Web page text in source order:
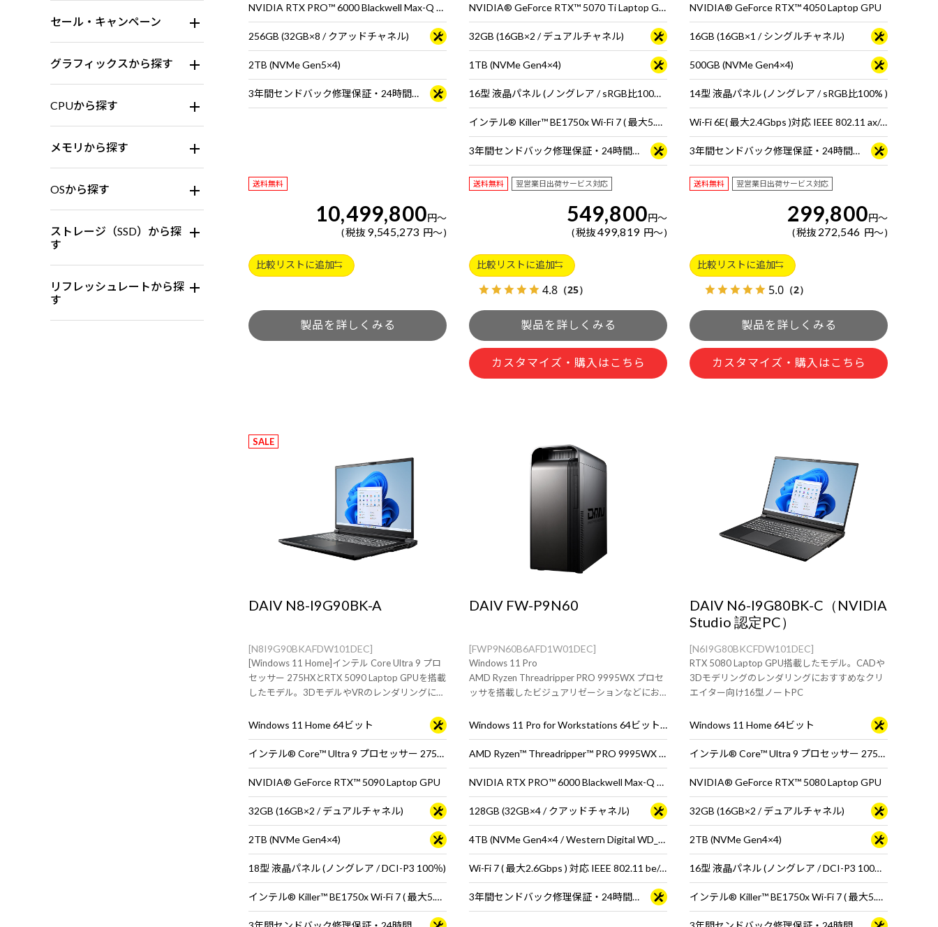
セール・キャンペーン
グラフィックスから探す
CPUから探す
メモリから探す
OSから探す
ストレージ（SSD）から探
す
リフレッシュレートから探
す
NVIDIA RTX PRO™ 6000 Blackwell Max-Q Workstation Edition × 2基
256GB (32GB×8 / クアッドチャネル)
2TB (NVMe Gen5×4)
3年間センドバック修理保証・24時間×365日電話サポート
送料無料
10,499,800円～
税抜 9,545,273 円～
比較リストに追加
製品を詳しくみる
NVIDIA® GeForce RTX™ 5070 Ti Laptop GPU
32GB (16GB×2 / デュアルチャネル)
1TB (NVMe Gen4×4)
16型 液晶パネル (ノングレア / sRGB比100% / 180Hz対応)
インテル® Killer™ BE1750x Wi-Fi 7 ( 最大5.7Gbps ) 対応 IEEE 802.11 be/ax/ac/a/b/g/n準拠 ＋ Bluetooth 5内蔵
3年間センドバック修理保証・24時間×365日電話サポート
送料無料 翌営業日出荷サービス対応
549,800円～
税抜 499,819 円～
比較リストに追加
4.8 （25）
製品を詳しくみる
カスタマイズ・購入はこちら
NVIDIA® GeForce RTX™ 4050 Laptop GPU
16GB (16GB×1 / シングルチャネル)
500GB (NVMe Gen4×4)
14型 液晶パネル (ノングレア / sRGB比100% )
Wi-Fi 6E( 最大2.4Gbps )対応 IEEE 802.11 ax/ac/a/b/g/n準拠 ＋ Bluetooth 5内蔵
3年間センドバック修理保証・24時間×365日電話サポート
送料無料 翌営業日出荷サービス対応
299,800円～
税抜 272,546 円～
比較リストに追加
5.0 （2）
製品を詳しくみる
カスタマイズ・購入はこちら
SALE
DAIV N8-I9G90BK-A
[N8I9G90BKAFDW101DEC]
[Windows 11 Home]インテル Core Ultra 9 プロ
セッサー 275HXとRTX 5090 Laptop GPUを搭載
したモデル。3DモデルやVRのレンダリングにお
Windows 11 Home 64ビット
インテル® Core™ Ultra 9 プロセッサー 275HX
NVIDIA® GeForce RTX™ 5090 Laptop GPU
32GB (16GB×2 / デュアルチャネル)
2TB (NVMe Gen4×4)
18型 液晶パネル (ノングレア / DCI-P3 100％)
インテル® Killer™ BE1750x Wi-Fi 7 ( 最大5.7Gbps ) 対応 IEEE 802.11 be/ax/ac/a/b/g/n準拠 ＋ Bluetooth 5内蔵
DAIV FW-P9N60
[FWP9N60B6AFD1W01DEC]
Windows 11 Pro
AMD Ryzen Threadripper PRO 9995WX プロセ
ッサを搭載したビジュアリゼーションなどにお
ン。
Windows 11 Pro for Workstations 64ビット (DSP)
AMD Ryzen™ Threadripper™ PRO 9995WX プロセッサ
NVIDIA RTX PRO™ 6000 Blackwell Max-Q Workstation Edition
128GB (32GB×4 / クアッドチャネル)
4TB (NVMe Gen4×4 / Western Digital WD_BLACK SN850X)
Wi-Fi 7 ( 最大2.6Gbps ) 対応 IEEE 802.11 be/ax/ac/a/b/g/n準拠 ＋ Bluetooth 5内蔵
3年間センドバック修理保証・24時間×365日電話サポート
DAIV N6-I9G80BK-C（NVIDIA
Studio 認定PC）
[N6I9G80BKCFDW101DEC]
RTX 5080 Laptop GPU搭載したモデル。CADや
3Dモデリングのレンダリングにおすすめなクリ
エイター向け16型ノートPC
Windows 11 Home 64ビット
インテル® Core™ Ultra 9 プロセッサー 275HX
NVIDIA® GeForce RTX™ 5080 Laptop GPU
32GB (16GB×2 / デュアルチャネル)
2TB (NVMe Gen4×4)
16型 液晶パネル (ノングレア / DCI-P3 100％ / 120Hz対応)
インテル® Killer™ BE1750x Wi-Fi 7 ( 最大5.7Gbps ) 対応 IEEE 802.11 be/ax/ac/a/b/g/n準拠 ＋ Bluetooth 5内蔵